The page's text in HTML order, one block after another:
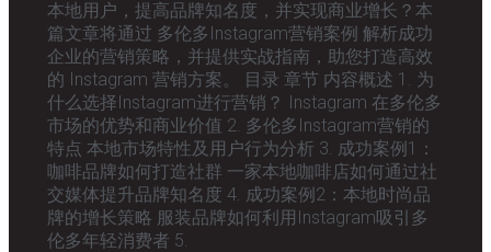
本地用户，提高品牌知名度，并实现商业增长？本
篇文章将通过 多伦多Instagram营销案例 解析成功
企业的营销策略，并提供实战指南，助您打造高效
的 Instagram 营销方案。 目录 章节 内容概述 1. 为
什么选择Instagram进行营销？ Instagram 在多伦多
市场的优势和商业价值 2. 多伦多Instagram营销的
特点 本地市场特性及用户行为分析 3. 成功案例1：
咖啡品牌如何打造社群 一家本地咖啡店如何通过社
交媒体提升品牌知名度 4. 成功案例2：本地时尚品
牌的增长策略 服装品牌如何利用Instagram吸引多
伦多年轻消费者 5.